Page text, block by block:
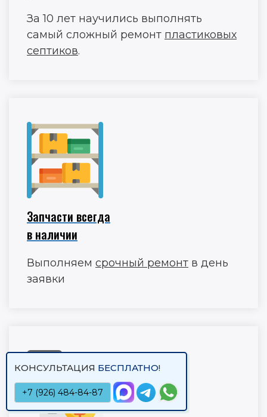
За 10 лет научились выполнять
самый сложный ремонт пластиковых
септиков.
Запчасти всегда
в наличии
Выполняем срочный ремонт в день
заявки
КОНСУЛЬТАЦИЯ БЕСПЛАТНО!
+7 (926) 484-84-87